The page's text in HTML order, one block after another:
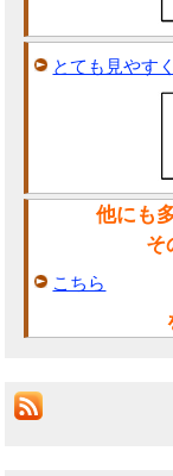
とても見やす
他にも
そ
こちら